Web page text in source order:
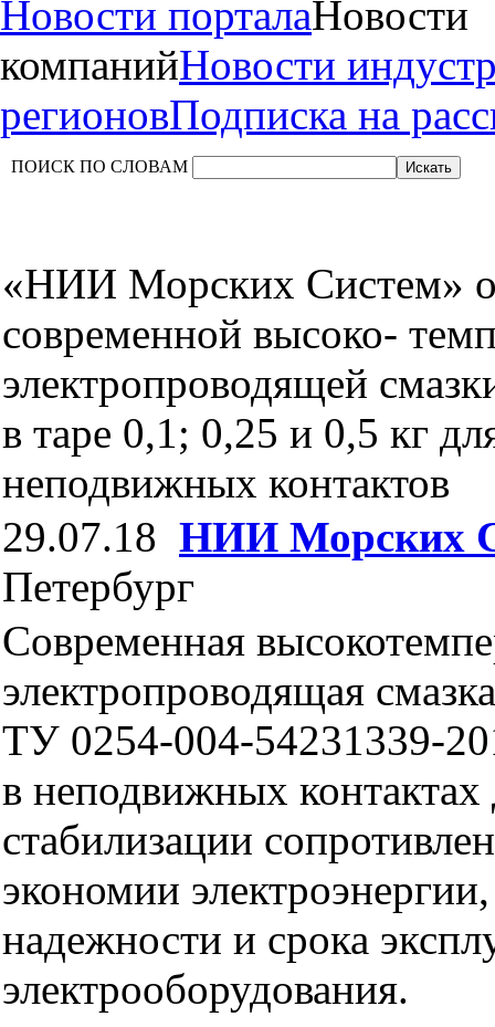
Новости порталаНовости
компанийНовости
регионовПодписка на
ПОИСК ПО СЛОВАМ
«НИИ Морских Систем»
современной высоко-
электропроводящей
в таре 0,1; 0,25 и 0,5 кг
неподвижных контактов
29.07.18 НИИ Морских
Петербург
Современная
электропроводящая
ТУ 0254-004-54231339-
в неподвижных
стабилизации
экономии
надежности и срока
электрооборудования.